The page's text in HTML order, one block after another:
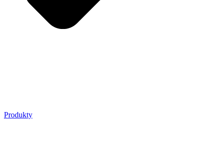
Produkty